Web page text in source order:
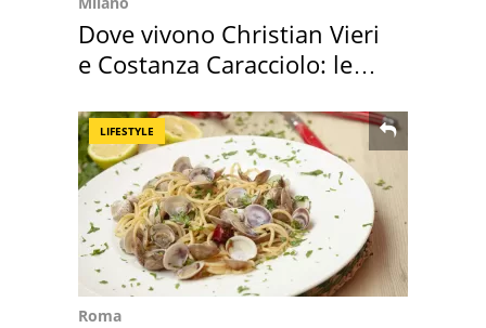
Dove vivono Christian Vieri
e Costanza Caracciolo: le
LIFESTYLE
Roma